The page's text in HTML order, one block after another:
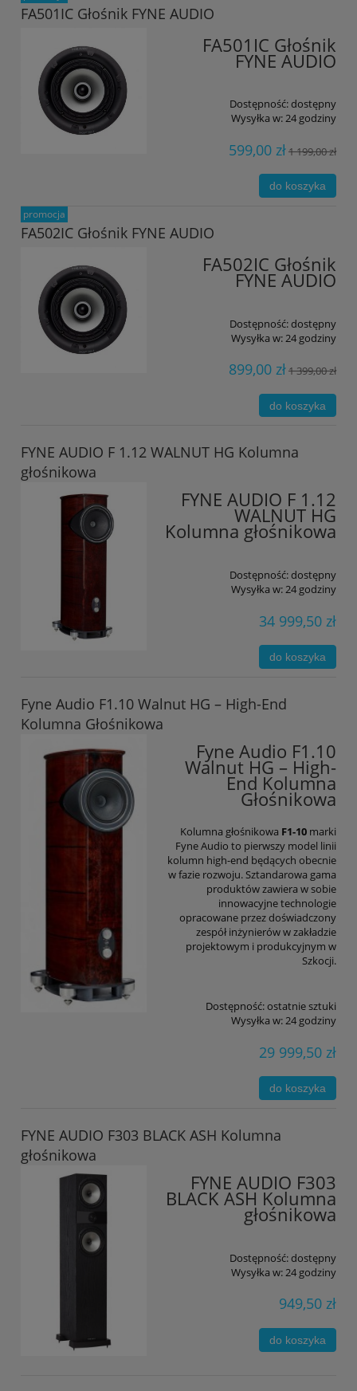
FA501IC Głośnik FYNE AUDIO
FA501IC Głośnik
FYNE AUDIO
Dostępność:dostępny
Wysyłka w:24 godziny
599,00 zł1 199,00 zł
do koszyka
FA502IC Głośnik FYNE AUDIO
FA502IC Głośnik
FYNE AUDIO
Dostępność:dostępny
Wysyłka w:24 godziny
899,00 zł1 399,00 zł
do koszyka
promocja
FYNE AUDIO F 1.12 WALNUT HG Kolumna
głośnikowa
FYNE AUDIO F 1.12
WALNUT HG
Kolumna głośnikowa
Dostępność:dostępny
Wysyłka w:24 godziny
34 999,50 zł
do koszyka
Fyne Audio F1.10 Walnut HG – High-End
Kolumna Głośnikowa
Fyne Audio F1.10
Walnut HG – High-
End Kolumna
Głośnikowa
Kolumna głośnikowa F1-10 marki
Fyne Audio to pierwszy model linii
kolumn high-end będących obecnie
w fazie rozwoju. Sztandarowa gama
produktów zawiera w sobie
innowacyjne technologie
opracowane przez doświadczony
zespół inżynierów w zakładzie
projektowym i produkcyjnym w
Szkocji.
Dostępność:ostatnie sztuki
Wysyłka w:24 godziny
29 999,50 zł
do koszyka
FYNE AUDIO F303 BLACK ASH Kolumna
głośnikowa
FYNE AUDIO F303
BLACK ASH Kolumna
głośnikowa
Dostępność:dostępny
Wysyłka w:24 godziny
949,50 zł
do koszyka